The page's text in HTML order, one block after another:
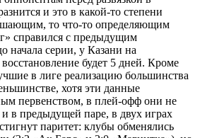
и это в какой-то степени
то что-то определяющим
справился с предыдущим
начала серии, у Казани на
будет 5 дней. Кроме
в лиге реализацию большинства
хотя эти данные
первенством, в плей-офф они не
в предыдущей паре, в двух играх
паритет: клубы обменялись